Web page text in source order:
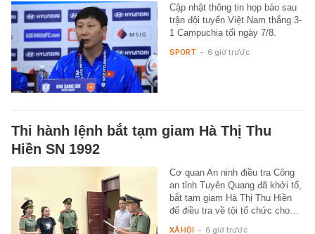
Cập nhật thông tin họp báo sau
trận đội tuyển Việt Nam thắng 3-
1 Campuchia tối ngày 7/8.
SPORT - 6 giờ trước
Thi hành lệnh bắt tạm giam Hà Thị Thu
Hiền SN 1992
Cơ quan An ninh điều tra Công
an tỉnh Tuyên Quang đã khởi tố,
bắt tạm giam Hà Thị Thu Hiền
để điều tra về tội tổ chức cho…
XÃ HỘI - 6 giờ trước